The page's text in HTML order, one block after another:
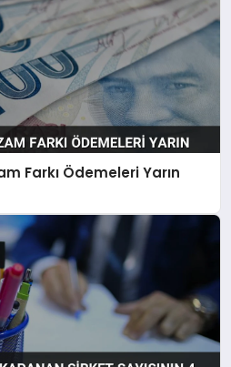
Farkı Ödemeleri Yarın